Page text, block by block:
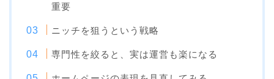
重要
ニッチを狙うという戦略
専門性を絞ると、実は運営も楽になる